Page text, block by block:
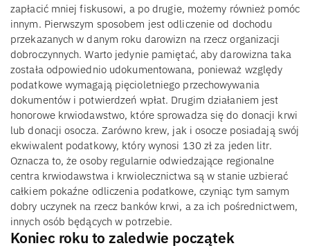
zapłacić mniej fiskusowi, a po drugie, możemy również pomóc
innym. Pierwszym sposobem jest odliczenie od dochodu
przekazanych w danym roku darowizn na rzecz organizacji
dobroczynnych. Warto jedynie pamiętać, aby darowizna taka
została odpowiednio udokumentowana, ponieważ względy
podatkowe wymagają pięcioletniego przechowywania
dokumentów i potwierdzeń wpłat. Drugim działaniem jest
honorowe krwiodawstwo, które sprowadza się do donacji krwi
lub donacji osocza. Zarówno krew, jak i osocze posiadają swój
ekwiwalent podatkowy, który wynosi 130 zł za jeden litr.
Oznacza to, że osoby regularnie odwiedzające regionalne
centra krwiodawstwa i krwiolecznictwa są w stanie uzbierać
całkiem pokaźne odliczenia podatkowe, czyniąc tym samym
dobry uczynek na rzecz banków krwi, a za ich pośrednictwem,
innych osób będących w potrzebie.
Koniec roku to zaledwie początek